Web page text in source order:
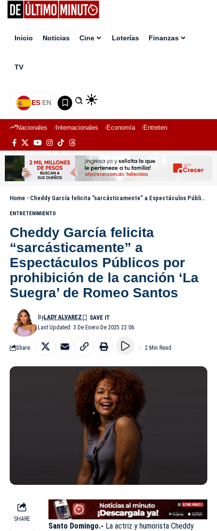
Inicio Noticias Cine Loterías Finanzas
TV
ES|EN
Nacionales Internacionales Economía Entretenimiento
Home - Cheddy García felicita “sarcásticamente” a Espectáculos Públicos por prohibición de la canción ‘La Suegra’ de Romeo Santos
ENTRETENIMIENTO
Cheddy García felicita
“sarcásticamente” a
Espectáculos Públicos por
prohibición de la canción ‘La
Suegra’ de Romeo Santos
Last Updated: 3 De Enero De 2025 22:06
ByLADY ALVAREZ
Share 2 Min Read
SHARE
Santo Domingo.- La actriz y humorista Cheddy